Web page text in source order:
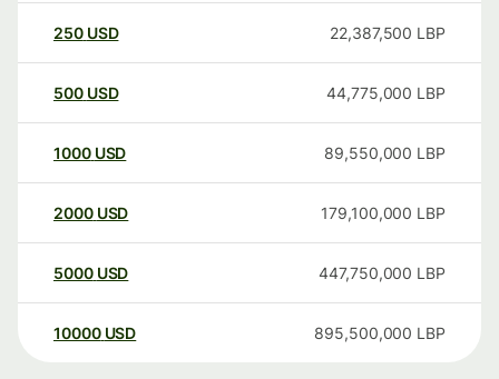
250 USD 22,387,500 LBP
500 USD 44,775,000 LBP
1000 USD 89,550,000 LBP
2000 USD 179,100,000 LBP
5000 USD 447,750,000 LBP
10000 USD 895,500,000 LBP